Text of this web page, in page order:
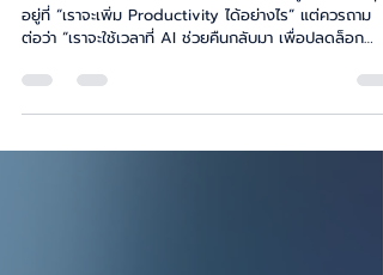
เมื่อ AI เข้ามาช่วยให้งานเร็วขึ้น คำถามของผู้นำไม่ควรหยุด
อยู่ที่ “เราจะเพิ่ม Productivity ได้อย่างไร” แต่ควรถาม
ศักยภาพมนุษย์ได้อย่างไร” บทความนี้ชวนมองการเปลี่ยนผ่
จาก Human-Centered Leadership สู่ Human
คน แต่สร้างเงื่อนไขให้คนเติบโต ใช้ศักยภาพ และทำงานร่วม